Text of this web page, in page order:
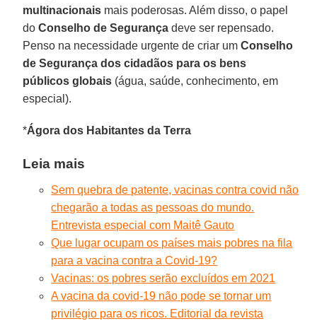
multinacionais mais poderosas. Além disso, o papel
doConselho de Segurança deve ser repensado.
Penso na necessidade urgente de criar umConselho
de Segurança dos cidadãos para os bens
públicos globais (água, saúde, conhecimento, em
especial).
*Ágora dos Habitantes da Terra
Leia mais
Sem quebra de patente, vacinas contra covid não
chegarão a todas as pessoas do mundo.
Entrevista especial com Maitê Gauto
Que lugar ocupam os países mais pobres na fila
para a vacina contra a Covid-19?
Vacinas: os pobres serão excluídos em 2021
A vacina da covid-19 não pode se tornar um
privilégio para os ricos. Editorial da revista